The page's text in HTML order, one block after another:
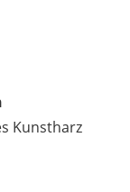
Kunstharz